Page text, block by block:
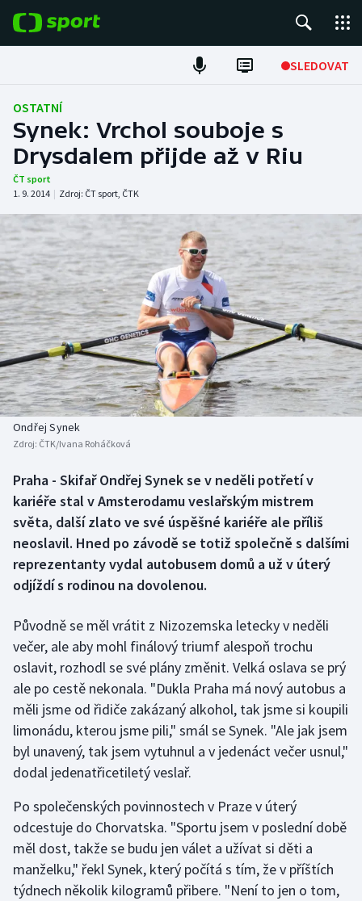
SLEDOVAT
Fotbal
Hokej
Tenis
Atletika
Cyklistika
DALŠÍ SPORTY
Americký fotbal
Baseball a softbal
Basketbal
Biatlon
Boby a skeleton
Box
Curling
Florbal
Futsal
Golf
Gymnastika
Házená
Jezdectví
Judo
NEPŘEHLÉDNĚTE
Soutěže
Historické návraty
Aplikace ČT sport
AZ kvíz
OSTATNÍ
Synek: Vrchol souboje s
Drysdalem přijde až v Riu
ČT sport
1. 9. 2014 | Zdroj: ČT sport, ČTK
Ondřej Synek
Zdroj: ČTK/Ivana Roháčková
Praha - Skifař Ondřej Synek se v neděli potřetí v
kariéře stal v Amsterodamu veslařským mistrem
světa, další zlato ve své úspěšné kariéře ale příliš
neoslavil. Hned po závodě se totiž společně s dalšími
reprezentanty vydal autobusem domů a už v úterý
odjíždí s rodinou na dovolenou.
Původně se měl vrátit z Nizozemska letecky v neděli
večer, ale aby mohl finálový triumf alespoň trochu
oslavit, rozhodl se své plány změnit. Velká oslava se prý
ale po cestě nekonala. "Dukla Praha má nový autobus a
měli jsme od řidiče zakázaný alkohol, tak jsme si koupili
limonádu, kterou jsme pili," smál se Synek. "Ale jak jsem
byl unavený, tak jsem vytuhnul a v jedenáct večer usnul,"
dodal jedenatřicetiletý veslař.
Po společenských povinnostech v Praze v úterý
odcestuje do Chorvatska. "Sportu jsem v poslední době
měl dost, takže se budu jen válet a užívat si děti a
manželku," řekl Synek, který počítá s tím, že v příštích
týdnech několik kilogramů přibere. "Není to jen o tom,